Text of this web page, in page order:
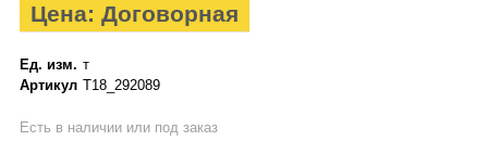
Цена: Договорная
Ед. изм. т
Артикул Т18_292089
Есть в наличии или под заказ